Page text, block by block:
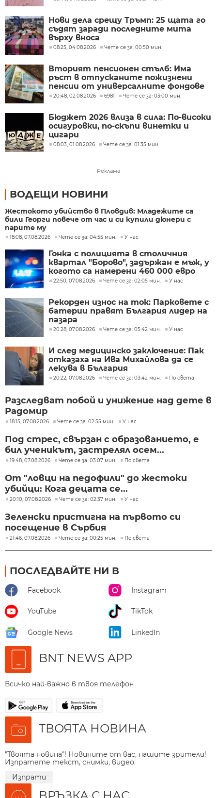
Нови дела срещу Тръмп: 25 щата го
съдят заради последните мита
върху вноса
08:25, 04.08.2026 Чете се за: 00:50 мин.
Вторият пенсионен стълб: Има
ръст в отпусканите пожизнени
пенсии от универсалните фондове
20:48, 02.08.2026 6981 Чете се за: 03:00 мин.
Бюджет 2026 влиза в сила: По-високи
осигуровки, по-скъпи винетки и
цигари
08:03, 01.08.2026 Чете се за: 01:35 мин.
Реклама
ВОДЕЩИ НОВИНИ
Жестокото убийство в Пловдив: Младежите са
били Георги повече от час и си купили дюнери с
парите му
18:08, 07.08.2026 Чете се за: 04:55 мин. У нас
Гонка с полицията в столичния
квартал "Борово", задържан е мъж, у
когото са намерени 460 000 евро
22:50, 07.08.2026 Чете се за: 02:05 мин. У нас
Рекорден износ на ток: Парковете с
батерии правят България лидер на
пазара
20:28, 07.08.2026 Чете се за: 05:42 мин. У нас
И след медицинско заключение: Пак
отказаха на Ива Михайлова да се
лекува в България
20:22, 07.08.2026 Чете се за: 03:42 мин. По света
Разследват побой и унижение над дете в
Радомир
18:15, 07.08.2026 Чете се за: 02:55 мин. У нас
Под стрес, свързан с образованието, е
бил ученикът, застрелял осем...
19:48, 07.08.2026 Чете се за: 03:07 мин. По света
От "ловци на педофили" до жестоки
убийци: Кога децата се...
20:10, 07.08.2026 Чете се за: 02:37 мин. У нас
Зеленски пристигна на първото си
посещение в Сърбия
21:46, 07.08.2026 Чете се за: 00:25 мин. По света
ПОСЛЕДВАЙТЕ НИ В
Facebook Instagram
YouTube TikTok
Google News LinkedIn
BNT NEWS APP
Всичко най-важно в твоя телефон
ТВОЯТА НОВИНА
"Твоята новина"! Новините от вас, нашите зрители!
Изпратете текст, снимки, видео.
Изпрати